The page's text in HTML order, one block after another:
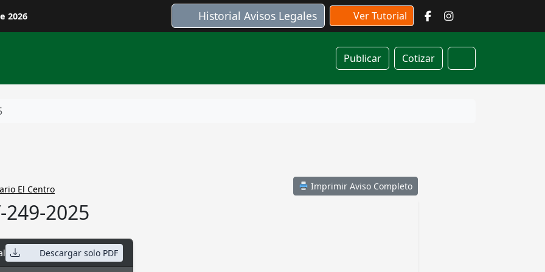
2026 Historial Avisos Legales Ver Tutorial
Publicar Cotizar
Cart
El Centro Imprimir Aviso Completo
2025
Descargar solo PDF